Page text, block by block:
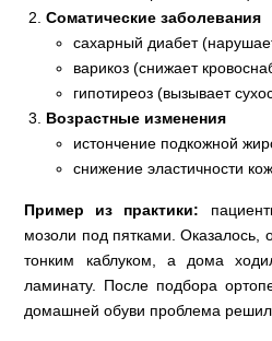
Соматические заболевания
сахарный диабет
варикоз (снижает
гипотиреоз (вызывает
Возрастные изменения
истончение подкожной
снижение эластичности
Пример из практики:
мозоли под пятками. Оказалось,
тонким каблуком, а дома
ламинату. После подбора
домашней обуви проблема